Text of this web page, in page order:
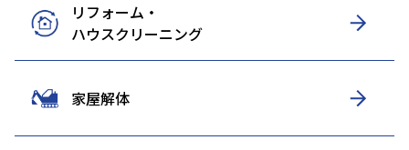
リフォーム・
ハウスクリーニング
家屋解体